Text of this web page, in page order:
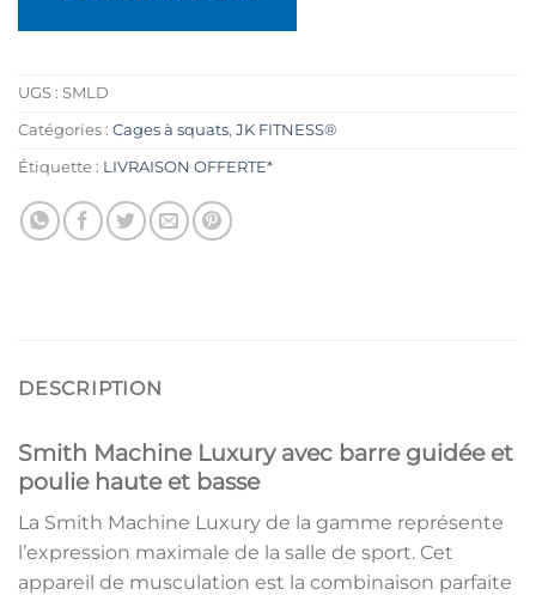
UGS : SMLD
Catégories : Cages à squats, JK FITNESS®
Étiquette : LIVRAISON OFFERTE*
DESCRIPTION
Smith Machine Luxury avec barre guidée et
poulie haute et basse
La Smith Machine Luxury de la gamme représente
l’expression maximale de la salle de sport. Cet
appareil de musculation est la combinaison parfaite